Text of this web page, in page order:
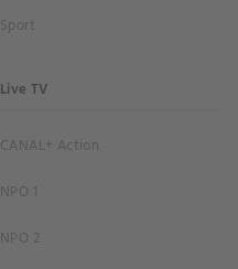
Sport
Live TV
CANAL+ Action
NPO 1
NPO 2